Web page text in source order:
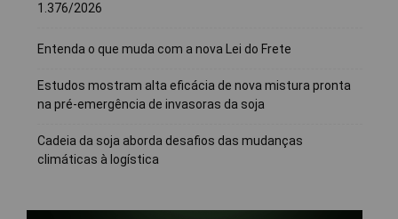
1.376/2026
Entenda o que muda com a nova Lei do Frete
Estudos mostram alta eficácia de nova mistura pronta
na pré-emergência de invasoras da soja
Cadeia da soja aborda desafios das mudanças
climáticas à logística